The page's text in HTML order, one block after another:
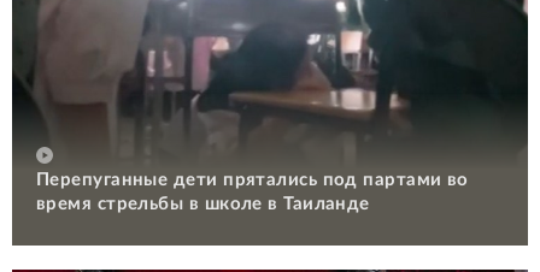
Перепуганные дети прятались под партами во
время стрельбы в школе в Таиланде